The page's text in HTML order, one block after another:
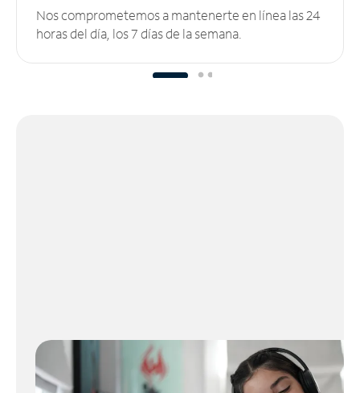
Nos comprometemos a mantenerte en línea las 24
horas del día, los 7 días de la semana.